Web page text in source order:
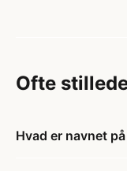
Ofte
Hvad er navnet